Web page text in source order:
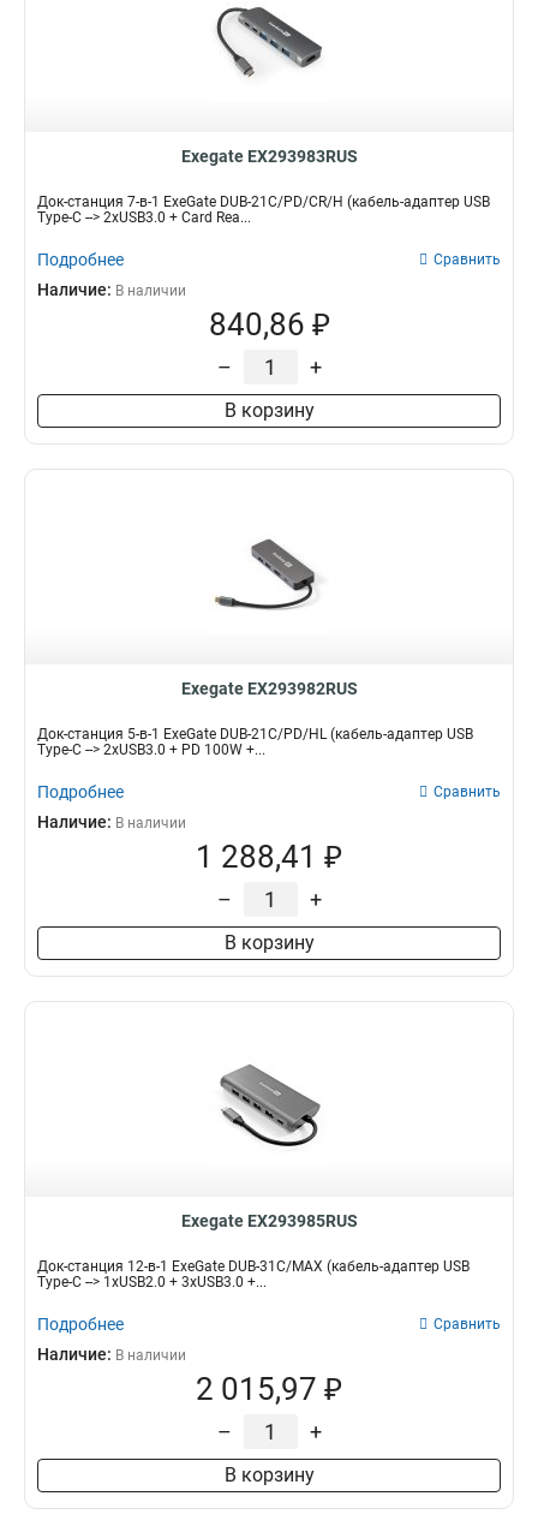
Exegate EX293983RUS
Док-станция 7-в-1 ExeGate DUB-21C/PD/CR/H (кабель-адаптер USB
Type-C --> 2xUSB3.0 + Card Rea...
Подробнее Сравнить
Наличие: В наличии
840,86 ₽
– +
В корзину
Exegate EX293982RUS
Док-станция 5-в-1 ExeGate DUB-21C/PD/HL (кабель-адаптер USB
Type-C --> 2xUSB3.0 + PD 100W +...
Подробнее Сравнить
Наличие: В наличии
1 288,41 ₽
– +
В корзину
Exegate EX293985RUS
Док-станция 12-в-1 ExeGate DUB-31C/MAX (кабель-адаптер USB
Type-C --> 1xUSB2.0 + 3xUSB3.0 +...
Подробнее Сравнить
Наличие: В наличии
2 015,97 ₽
– +
В корзину